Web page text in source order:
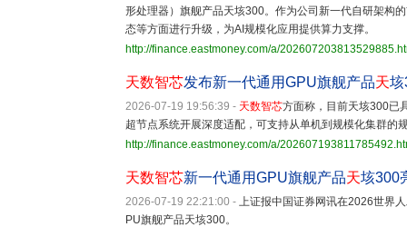
形处理器）旗舰产品天垓300。作为公司新一代自研架构
态等方面进行升级，为AI规模化应用提供算力支撑。
http://finance.eastmoney.com/a/
天数智芯发布新一代通用GPU旗舰产品天垓
2026-07-19 19:56:39 - 天数智芯方面称，目前天垓300已
超节点系统开展深度适配，可支持从单机到规模化集群的
http://finance.eastmoney.com/a/
天数智芯新一代通用GPU旗舰产品天垓300
2026-07-19 22:21:00 - 上证报中国证券网讯在2026世界
PU旗舰产品天垓300。